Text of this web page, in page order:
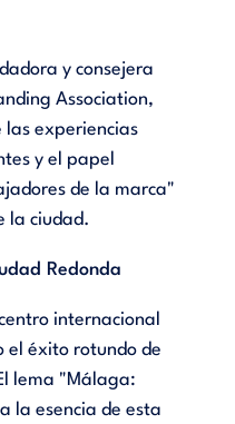
y consejera
Association,
experiencias
y el papel
de la marca"
la ciudad.
Redonda
internacional
el éxito rotundo de
lema "Málaga:
la esencia de esta